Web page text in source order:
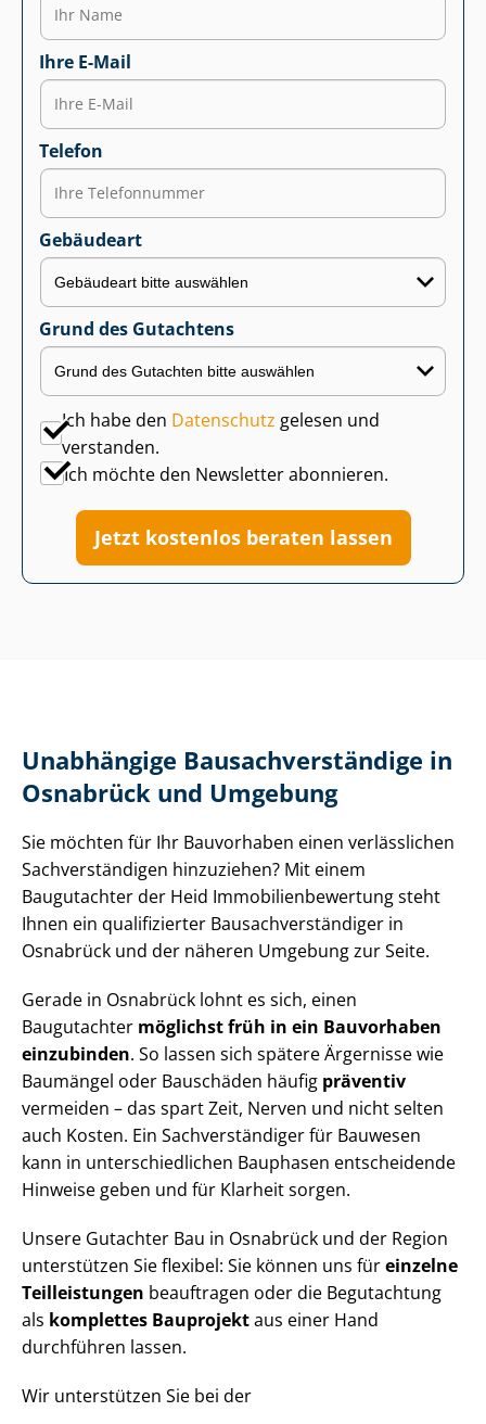
Ihre E-Mail
Telefon
Gebäudeart
Grund des Gutachtens
Ich habe den Datenschutz gelesen und
verstanden.
Ich möchte den Newsletter abonnieren.
Jetzt kostenlos beraten lassen
Unabhängige Bau­sach­ver­stän­di­ge in
Osnabrück und Umgebung
Sie möchten für Ihr Bauvorhaben einen verlässlichen
Sach­ver­stän­di­gen hinzuziehen? Mit einem
Baugutachter der Heid Im­mo­bi­li­en­be­wer­tung steht
Ihnen ein qualifizierter Bau­sach­ver­stän­di­ger in
Osnabrück und der näheren Umgebung zur Seite.
Gerade in Osnabrück lohnt es sich, einen
Baugutachter möglichst früh in ein Bauvorhaben
einzubinden. So lassen sich spätere Ärgernisse wie
Baumängel oder Bauschäden häufig präventiv
vermeiden – das spart Zeit, Nerven und nicht selten
auch Kosten. Ein Sach­ver­stän­di­ger für Bauwesen
kann in un­ter­schied­li­chen Bauphasen entscheidende
Hinweise geben und für Klarheit sorgen.
Unsere Gutachter Bau in Osnabrück und der Region
unterstützen Sie flexibel: Sie können uns füreinzelne
Teilleistungen beauftragen oder die Begutachtung
als komplettes Bauprojektaus einer Hand
durchführen lassen.
Wir unterstützen Sie bei der